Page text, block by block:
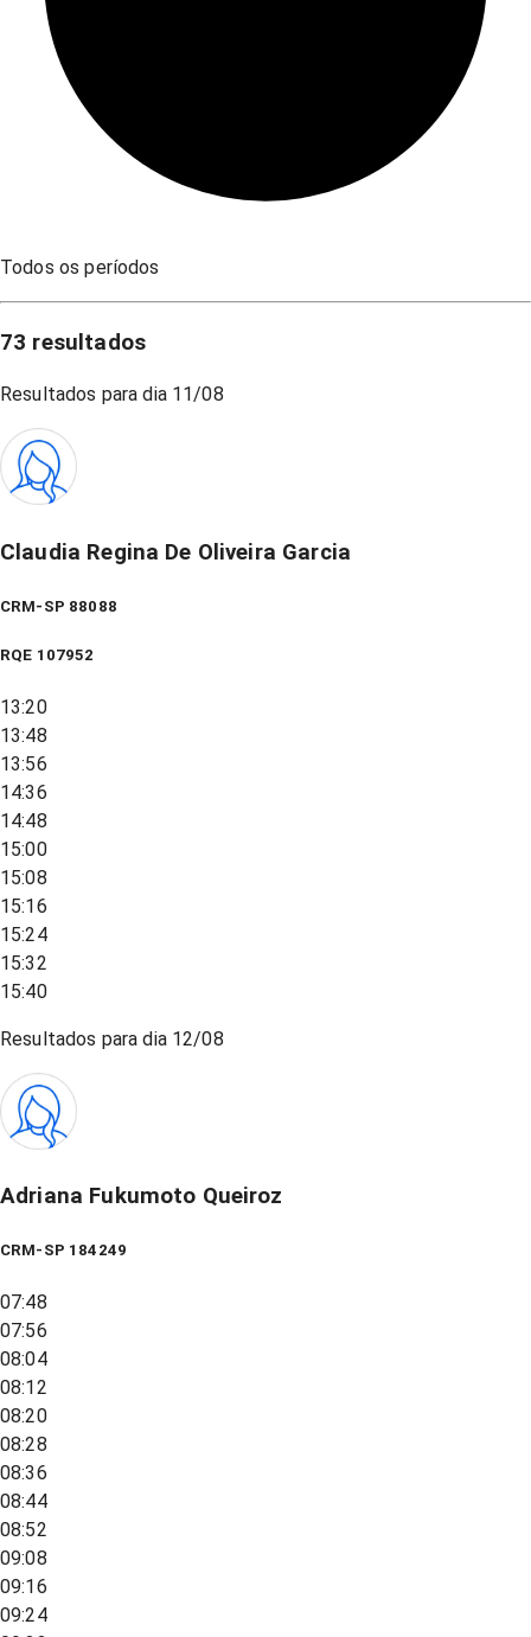
Todos os períodos
73 resultados
Resultados para dia 11/08
Claudia Regina De Oliveira Garcia
CRM-SP 88088
RQE 107952
13:20
13:48
13:56
14:36
14:48
15:00
15:08
15:16
15:24
15:32
15:40
Resultados para dia 12/08
Adriana Fukumoto Queiroz
CRM-SP 184249
07:48
07:56
08:04
08:12
08:20
08:28
08:36
08:44
08:52
09:08
09:16
09:24